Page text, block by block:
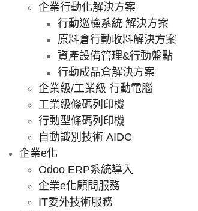
企業行動化解決方案
行動巡檢系統 解決方案
原料倉行動收料解決方案
資產設備管理&行動盤點
行動成品倉解決方案
企業級/工業級 行動電腦
工業級條碼列印機
行動型條碼列印機
自動識別技術 AIDC
企業e化
Odoo ERP系統導入
企業e化顧問服務
IT委外技術服務